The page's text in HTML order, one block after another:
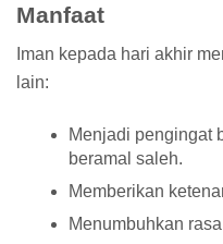
Manfaat
Iman kepada hari akhir
lain:
Menjadi pengingat
beramal saleh.
Memberikan
Menumbuhkan